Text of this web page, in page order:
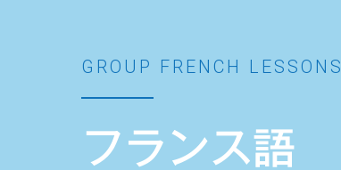
GROUP FRENCH LESSONS
フランス語